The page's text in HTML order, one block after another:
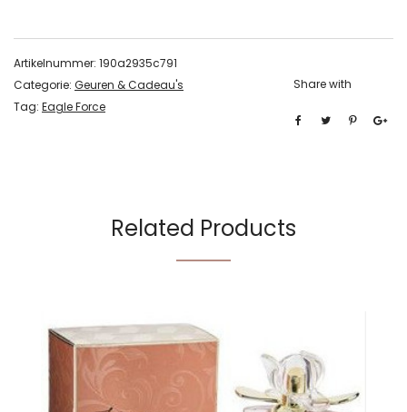
Artikelnummer: 190a2935c791
Categorie: Geuren & Cadeau's
Tag: Eagle Force
Share with
Related Products